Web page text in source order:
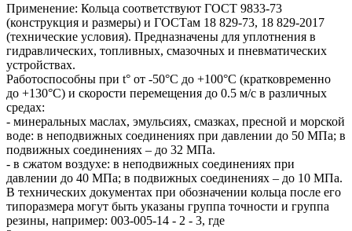
Применение: Кольца соответствуют ГОСТ 9833-73
(конструкция и размеры) и ГОСТам 18 829-73, 18 829-2017
(технические условия). Предназначены для уплотнения в
гидравлических, топливных, смазочных и пневматических
устройствах.
Работоспособны при t° от -50°С до +100°С (кратковременно
до +130°С) и скорости перемещения до 0.5 м/с в различных
средах:
- минеральных маслах, эмульсиях, смазках, пресной и морской
воде: в неподвижных соединениях при давлении до 50 МПа; в
подвижных соединениях – до 32 МПа.
- в сжатом воздухе: в неподвижных соединениях при
давлении до 40 МПа; в подвижных соединениях – до 10 МПа.
В технических документах при обозначении кольца после его
типоразмера могут быть указаны группа точности и группа
резины, например: 003-005-14 - 2 - 3, где